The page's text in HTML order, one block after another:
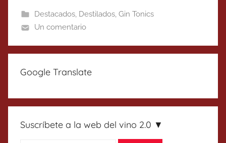
Destacados, Destilados, Gin Tonics
Un comentario
Google Translate
Suscríbete a la web del vino 2.0 ▼